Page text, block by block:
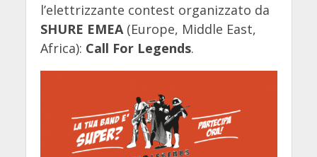
l’elettrizzante contest organizzato da
SHURE EMEA(Europe, Middle East,
Africa): Call For Legends.